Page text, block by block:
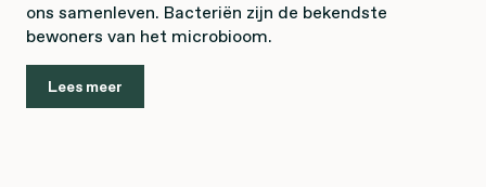
ons samenleven. Bacteriën zijn de bekendste
bewoners van het microbioom.
Lees meer